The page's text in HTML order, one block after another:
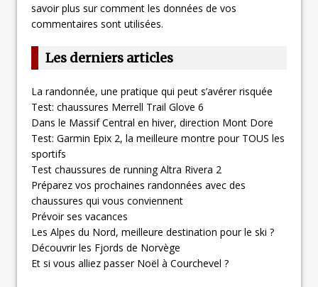
savoir plus sur comment les données de vos
commentaires sont utilisées.
Les derniers articles
La randonnée, une pratique qui peut s’avérer risquée
Test: chaussures Merrell Trail Glove 6
Dans le Massif Central en hiver, direction Mont Dore
Test: Garmin Epix 2, la meilleure montre pour TOUS les
sportifs
Test chaussures de running Altra Rivera 2
Préparez vos prochaines randonnées avec des
chaussures qui vous conviennent
Prévoir ses vacances
Les Alpes du Nord, meilleure destination pour le ski ?
Découvrir les Fjords de Norvège
Et si vous alliez passer Noël à Courchevel ?